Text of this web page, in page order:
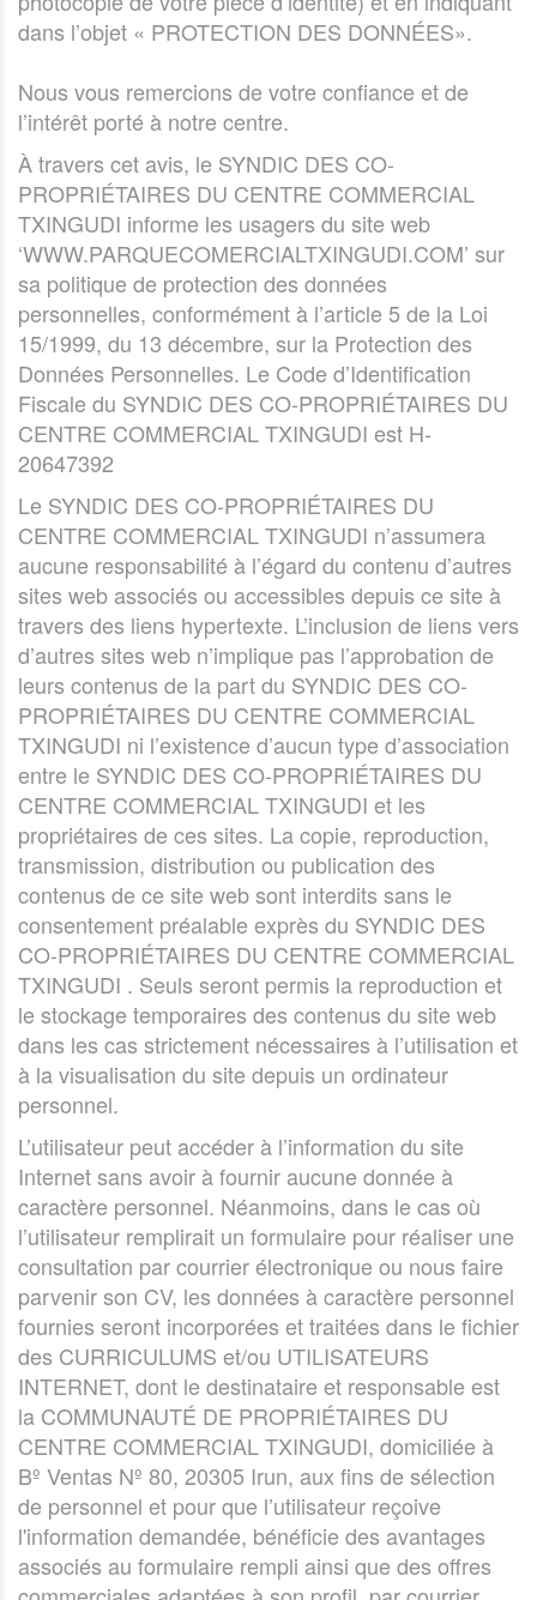
dans l’objet « PROTECTION DES DONNÉES».
Nous vous remercions de votre confiance et de
l’intérêt porté à notre centre.
À travers cet avis, le SYNDIC DES CO-
PROPRIÉTAIRES DU CENTRE COMMERCIAL
TXINGUDI informe les usagers du site web
‘WWW.PARQUECOMERCIALTXINGUDI.COM’ sur
sa politique de protection des données
personnelles, conformément à l’article 5 de la Loi
15/1999, du 13 décembre, sur la Protection des
Données Personnelles. Le Code d’Identification
Fiscale du SYNDIC DES CO-PROPRIÉTAIRES DU
CENTRE COMMERCIAL TXINGUDI est H-
20647392
Le SYNDIC DES CO-PROPRIÉTAIRES DU
CENTRE COMMERCIAL TXINGUDI n’assumera
aucune responsabilité à l’égard du contenu d’autres
sites web associés ou accessibles depuis ce site à
travers des liens hypertexte. L’inclusion de liens vers
d’autres sites web n’implique pas l’approbation de
leurs contenus de la part du SYNDIC DES CO-
PROPRIÉTAIRES DU CENTRE COMMERCIAL
TXINGUDI ni l’existence d’aucun type d’association
entre le SYNDIC DES CO-PROPRIÉTAIRES DU
CENTRE COMMERCIAL TXINGUDI et les
propriétaires de ces sites. La copie, reproduction,
transmission, distribution ou publication des
contenus de ce site web sont interdits sans le
consentement préalable exprès du SYNDIC DES
CO-PROPRIÉTAIRES DU CENTRE COMMERCIAL
TXINGUDI . Seuls seront permis la reproduction et
le stockage temporaires des contenus du site web
dans les cas strictement nécessaires à l’utilisation et
à la visualisation du site depuis un ordinateur
personnel.
L’utilisateur peut accéder à l’information du site
Internet sans avoir à fournir aucune donnée à
caractère personnel. Néanmoins, dans le cas où
l’utilisateur remplirait un formulaire pour réaliser une
consultation par courrier électronique ou nous faire
parvenir son CV, les données à caractère personnel
fournies seront incorporées et traitées dans le fichier
des CURRICULUMS et/ou UTILISATEURS
INTERNET, dont le destinataire et responsable est
la COMMUNAUTÉ DE PROPRIÉTAIRES DU
CENTRE COMMERCIAL TXINGUDI, domiciliée à
Bº Ventas Nº 80, 20305 Irun, aux fins de sélection
de personnel et pour que l’utilisateur reçoive
l'information demandée, bénéficie des avantages
associés au formulaire rempli ainsi que des offres